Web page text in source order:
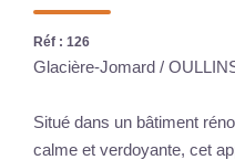
Réf : 126
Glacière-Jomard /
Situé dans un bâtiment
calme et verdoyante, cet